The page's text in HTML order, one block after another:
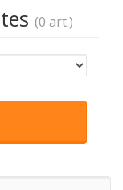
(0 art.)